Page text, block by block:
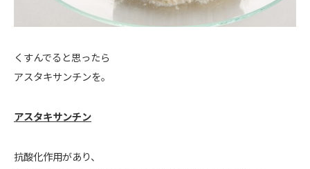
くすんでると思ったら
アスタキサンチンを。
アスタキサンチン
抗酸化作用があり、